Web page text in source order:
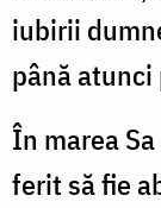
iubirii
până atunci
În marea
ferit să fie